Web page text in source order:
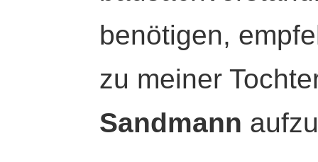
benötigen,
zu meiner
Sandmann